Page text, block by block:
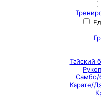
Тайский
Самбо/
Карате/